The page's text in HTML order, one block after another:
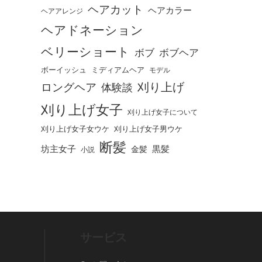
ヘアアレンジ ヘアカット ヘアカラー
ヘアドネーション
ベリーショート
ボブ ボブヘア
ボーイッシュ ミディアムヘア モデル
ロングヘア 体験談 刈り上げ
刈り上げ女子 刈り上げ女子について
刈り上げ女子女ウケ 刈り上げ女子男ウケ
坊主女子 小説 断髪 金髪 黒髪